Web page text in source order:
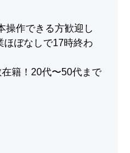
操作できる方歓迎し
ぼなしで17時終わ
籍！20代〜50代まで